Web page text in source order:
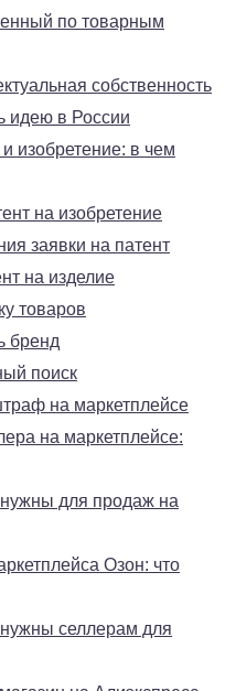
по товарным
собственность
идею в России
изобретение: в чем
на изобретение
заявки на патент
на изделие
товаров
бренд
поиск
на маркетплейсе
на маркетплейсе:
для продаж на
Озон: что
селлерам для